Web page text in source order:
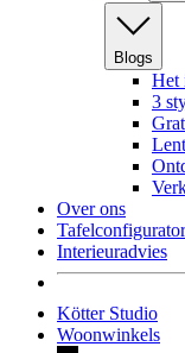
Blogs
Het
3
Over ons
Tafelconfigurator
Interieuradvies
Kötter Studio
Woonwinkels